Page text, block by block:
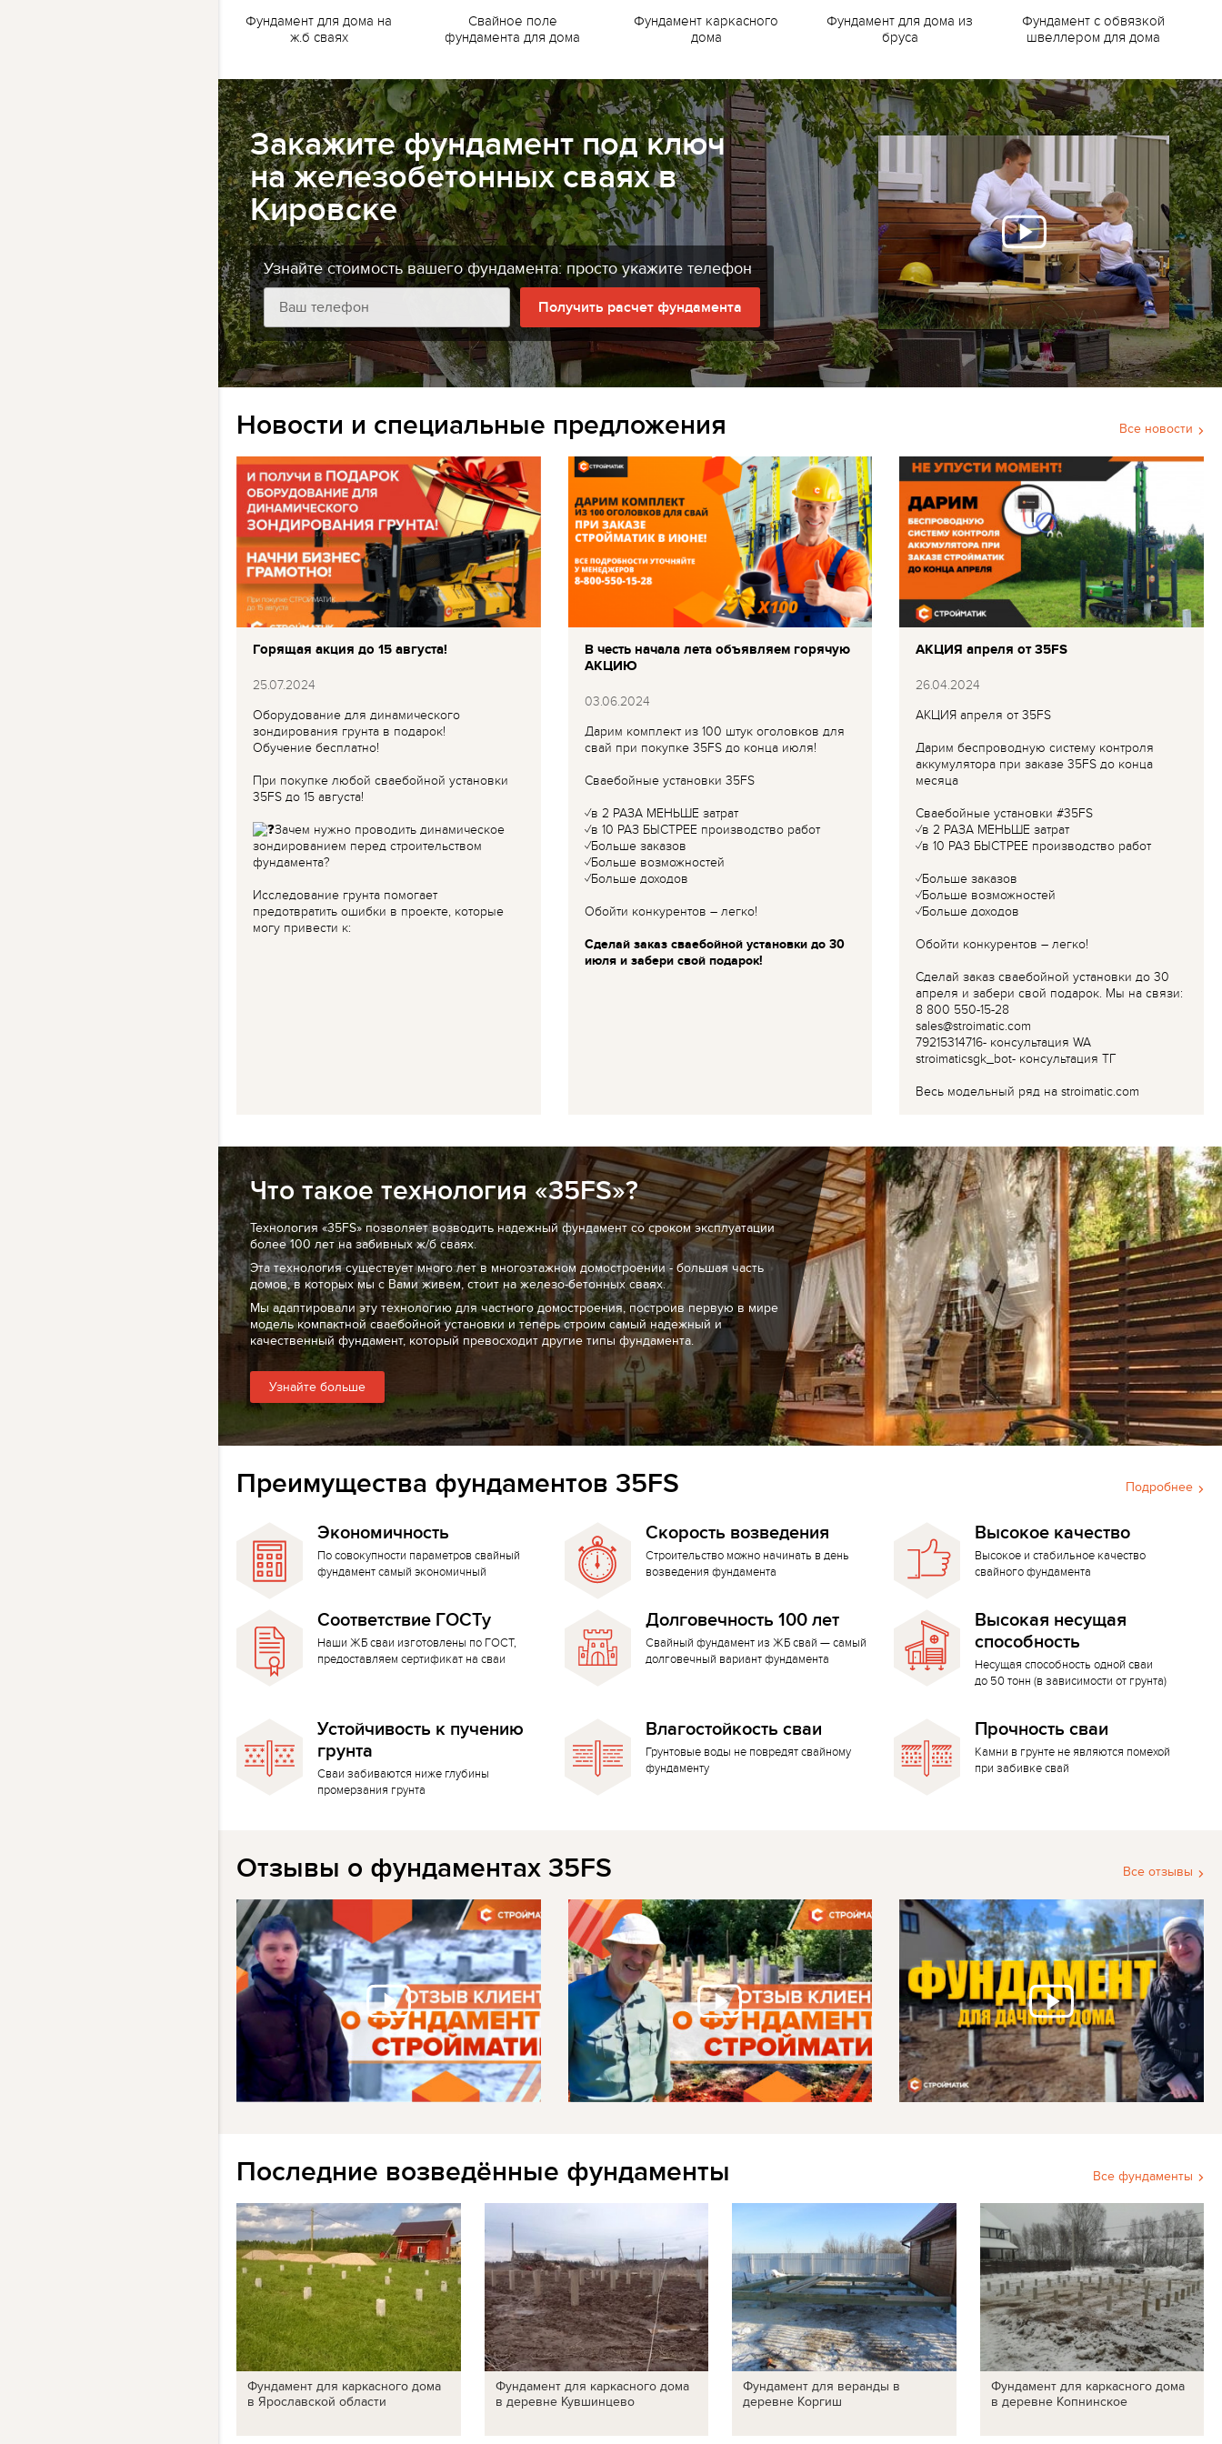
Фундамент для дома на
ж.б сваях
Свайное поле
фундамента для дома
Фундамент каркасного
дома
Фундамент для дома из
бруса
Фундамент с обвязкой
швеллером для дома
Закажите фундамент под ключ
на железобетонных сваях в
Кировске
Узнайте стоимость вашего фундамента: просто укажите телефон
Получить расчет фундамента
Все новости
Новости и специальные предложения
Горящая акция до 15 августа!
25.07.2024
Оборудование для динамического
зондирования грунта в подарок!
Обучение бесплатно!
При покупке любой сваебойной установки
35FS до 15 августа!
Зачем нужно проводить динамическое
зондированием перед строительством
фундамента?
Исследование грунта помогает
предотвратить ошибки в проекте, которые
могу привести к:
В честь начала лета объявляем горячую
АКЦИЮ
03.06.2024
Дарим комплект из 100 штук оголовков для
свай при покупке 35FS до конца июля!
Сваебойные установки 35FS
✓в 2 РАЗА МЕНЬШЕ затрат
✓в 10 РАЗ БЫСТРЕЕ производство работ
✓Больше заказов
✓Больше возможностей
✓Больше доходов
Обойти конкурентов – легко!
Сделай заказ сваебойной установки до 30
июля и забери свой подарок!
АКЦИЯ апреля от 35FS
26.04.2024
АКЦИЯ апреля от 35FS
Дарим беспроводную систему контроля
аккумулятора при заказе 35FS до конца
месяца
Сваебойные установки #35FS
✓в 2 РАЗА МЕНЬШЕ затрат
✓в 10 РАЗ БЫСТРЕЕ производство работ
✓Больше заказов
✓Больше возможностей
✓Больше доходов
Обойти конкурентов – легко!
Сделай заказ сваебойной установки до 30
апреля и забери свой подарок. Мы на связи:
8 800 550-15-28
sales@stroimatic.com
79215314716- консультация WA
stroimaticsgk_bot- консультация ТГ
Весь модельный ряд на stroimatic.com
Что такое технология «35FS»?
Технология «35FS» позволяет возводить надежный фундамент со сроком эксплуатации
более 100 лет на забивных ж/б сваях.
Эта технология существует много лет в многоэтажном домостроении - большая часть
домов, в которых мы с Вами живем, стоит на железо-бетонных сваях.
Мы адаптировали эту технологию для частного домостроения, построив первую в мире
модель компактной сваебойной установки и теперь строим самый надежный и
качественный фундамент, который превосходит другие типы фундамента.
Узнайте больше
Подробнее
Преимущества фундаментов 35FS
Экономичность
По совокупности параметров свайный
фундамент самый экономичный
Скорость возведения
Строительство можно начинать в день
возведения фундамента
Высокое качество
Высокое и стабильное качество
свайного фундамента
Соответствие ГОСТу
Наши ЖБ сваи изготовлены по ГОСТ,
предоставляем сертификат на сваи
Долговечность 100 лет
Свайный фундамент из ЖБ свай — самый
долговечный вариант фундамента
Высокая несущая
способность
Несущая способность одной сваи
до 50 тонн (в зависимости от грунта)
Устойчивость к пучению
грунта
Сваи забиваются ниже глубины
промерзания грунта
Влагостойкость сваи
Грунтовые воды не повредят свайному
фундаменту
Прочность сваи
Камни в грунте не являются помехой
при забивке свай
Все отзывы
Отзывы о фундаментах 35FS
Все фундаменты
Последние возведённые фундаменты
Фундамент для каркасного дома
в Ярославской области
Фундамент для каркасного дома
в деревне Кувшинцево
Фундамент для веранды в
деревне Коргиш
Фундамент для каркасного дома
в деревне Копнинское